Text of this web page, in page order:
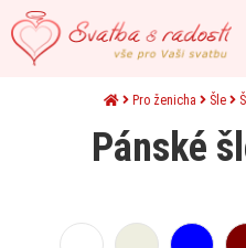
Pro ženicha Šle
Pánské